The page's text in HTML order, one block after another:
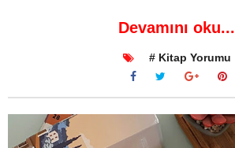
Devamını oku...
# Kitap Yorumu